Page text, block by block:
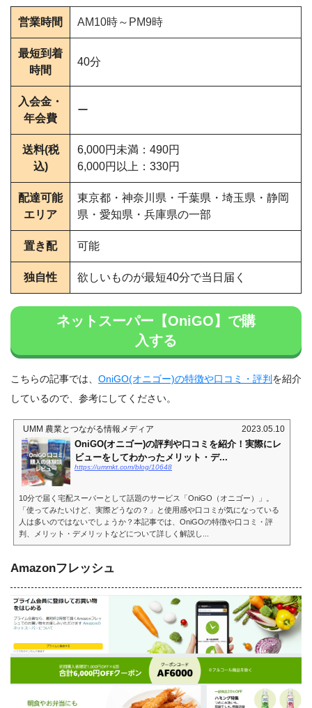
営業時間 AM10時～PM9時
最短到着
時間
40分
入会金・
年会費
ー
送料(税
込)
6,000円未満：490円
6,000円以上：330円
配達可能
エリア
東京都・神奈川県・千葉県・埼玉県・静岡
県・愛知県・兵庫県の一部
置き配 可能
独自性 欲しいものが最短40分で当日届く
ネットスーパー【OniGO】で購
入する
こちらの記事では、 OniGO(オニゴー)の特徴や口コミ・評判 を紹介
しているので、参考にしてください。
UMM 農業とつながる情報メディア 2023.05.10
OniGO(オニゴー)の評判や口コミを紹介！実際にレ
ビューをしてわかったメリット・デ...
https://ummkt.com/blog/10648
10分で届く宅配スーパーとして話題のサービス「OniGO（オニゴー）」。
「使ってみたいけど、実際どうなの？」と使用感や口コミが気になっている
人は多いのではないでしょうか？本記事では、OniGOの特徴や口コミ・評
判、メリット・デメリットなどについて詳しく解説し...
Amazonフレッシュ